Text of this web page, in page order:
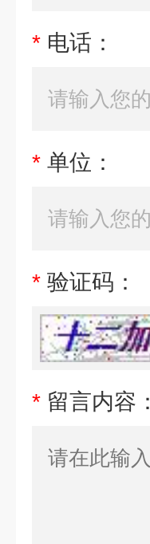
* 电话：
* 单位：
* 验证码：
* 留言内容：